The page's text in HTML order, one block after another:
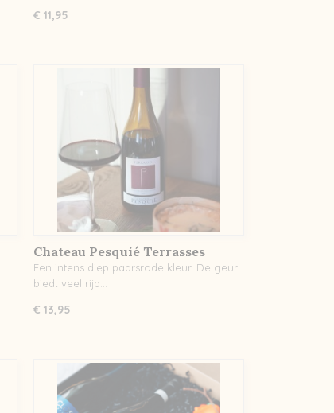
€ 11,95
Chateau Pesquié Terrasses
Rouge AOC Ventoux
Een intens diep paarsrode kleur. De geur
biedt veel rijp…
€ 13,95